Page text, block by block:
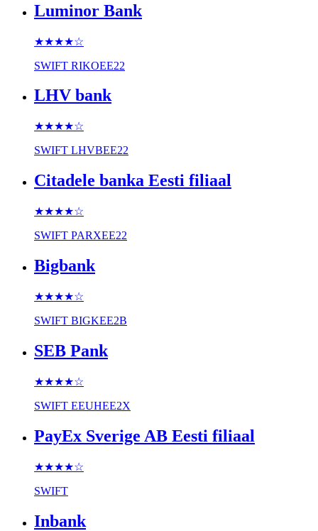
Luminor Bank
★★★★☆
SWIFT RIKOEE22
LHV bank
★★★★☆
SWIFT LHVBEE22
Citadele banka Eesti filiaal
★★★★☆
SWIFT PARXEE22
Bigbank
★★★★☆
SWIFT BIGKEE2B
SEB Pank
★★★★☆
SWIFT EEUHEE2X
PayEx Sverige AB Eesti filiaal
★★★★☆
SWIFT
Inbank